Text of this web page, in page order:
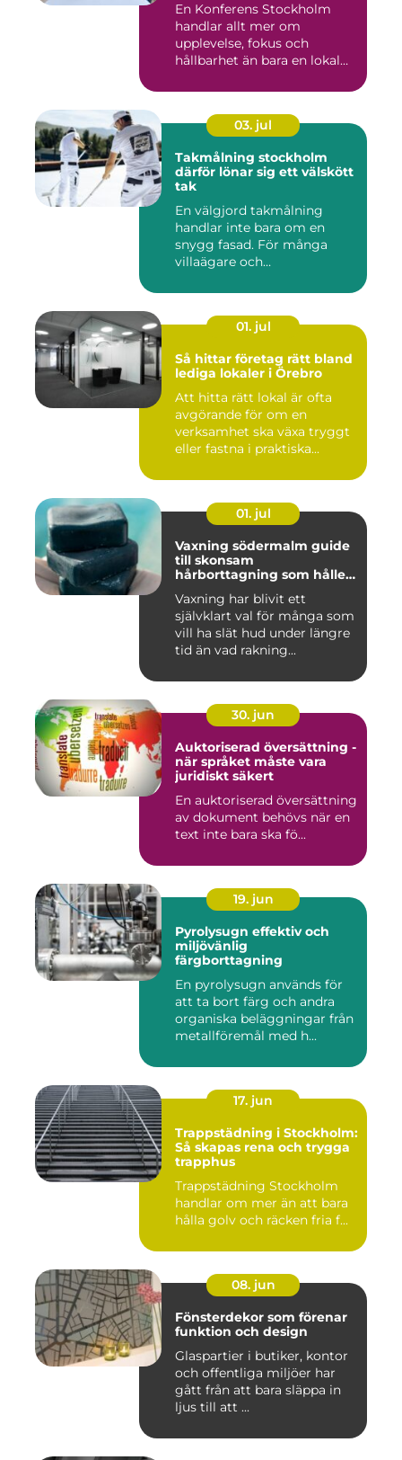
En Konferens Stockholm
handlar allt mer om
upplevelse, fokus och
hållbarhet än bara en lokal
03. jul
Takmålning stockholm
därför lönar sig ett välskött
tak
En välgjord takmålning
handlar inte bara om en
snygg fasad. För många
villaägare och
01. jul
Så hittar företag rätt bland
lediga lokaler i Örebro
Att hitta rätt lokal är ofta
avgörande för om en
verksamhet ska växa tryggt
eller fastna i praktiska...
01. jul
Vaxning södermalm guide
till skonsam
hårborttagning som håller
Vaxning har blivit ett
självklart val för många som
vill ha slät hud under längre
tid än vad rakning...
30. jun
Auktoriserad översättning -
när språket måste vara
juridiskt säkert
En auktoriserad översättning
av dokument behövs när en
text inte bara ska fö...
19. jun
Pyrolysugn effektiv och
miljövänlig
färgborttagning
En pyrolysugn används för
att ta bort färg och andra
organiska beläggningar från
metallföremål med h...
17. jun
Trappstädning i Stockholm:
Så skapas rena och trygga
trapphus
Trappstädning Stockholm
handlar om mer än att bara
hålla golv och räcken fria f...
08. jun
Fönsterdekor som förenar
funktion och design
Glaspartier i butiker, kontor
och offentliga miljöer har
gått från att bara släppa in
ljus till att ...